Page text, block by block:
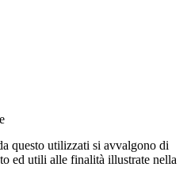
questo utilizzati si avvalgono di
ed utili alle finalità illustrate nella